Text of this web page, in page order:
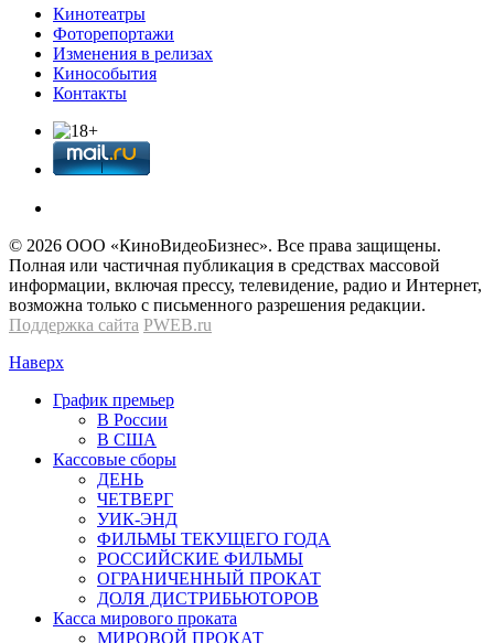
Кинотеатры
Фоторепортажи
Изменения в релизах
Кинособытия
Контакты
© 2026 OOО «КиноВидеоБизнес». Все права защищены.
Полная или частичная публикация в средствах массовой
информации, включая прессу, телевидение, радио и Интернет,
возможна только с письменного разрешения редакции.
Поддержка сайта PWEB.ru
Наверх
График премьер
В России
В США
Кассовые сборы
ДЕНЬ
ЧЕТВЕРГ
УИК-ЭНД
ФИЛЬМЫ ТЕКУЩЕГО ГОДА
РОССИЙСКИЕ ФИЛЬМЫ
ОГРАНИЧЕННЫЙ ПРОКАТ
ДОЛЯ ДИСТРИБЬЮТОРОВ
Касса мирового проката
МИРОВОЙ ПРОКАТ